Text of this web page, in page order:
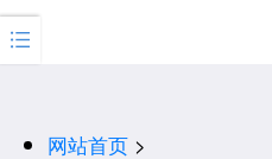

网站首页 >